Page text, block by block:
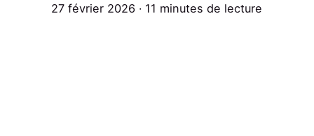
27 février 2026 ∙ 11 minutes de lecture